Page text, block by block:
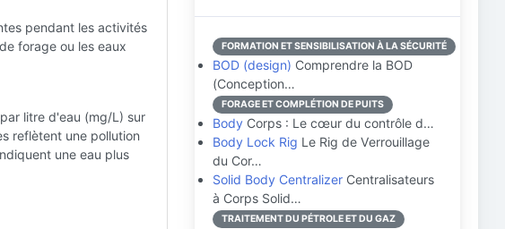
pendant les activités
forage ou les eaux
litre d'eau (mg/L) sur
reflètent une pollution
une eau plus
FORMATION ET SENSIBILISATION À LA SÉCURITÉ
BOD (design) Comprendre la BOD
(Conception…
FORAGE ET COMPLÉTION DE PUITS
Body Corps : Le cœur du contrôle d…
Body Lock Rig Le Rig de Verrouillage
du Cor…
Solid Body Centralizer Centralisateurs
à Corps Solid…
TRAITEMENT DU PÉTROLE ET DU GAZ